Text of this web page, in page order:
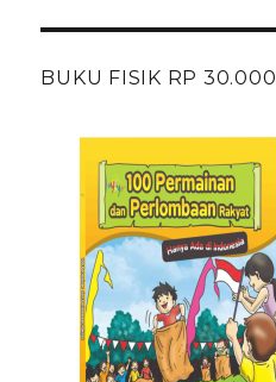
BUKU FISIK RP 30.000